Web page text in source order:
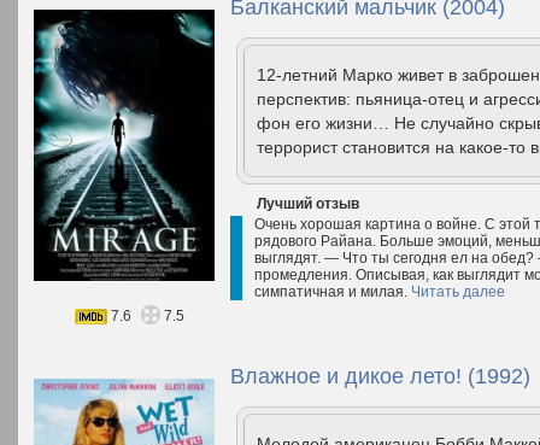
Балканский мальчик (2004)
12-летний Марко живет в
перспектив: пьяница-отец и
фон его жизни… Не случайно
террорист становится на какое-
Лучший отзыв
Очень хорошая картина о войне. С
рядового Райана. Больше эмоций,
выглядят. — Что ты сегодня ел на
промедления. Описывая, как выглядит
симпатичная и милая. Читать далее
7.6
7.5
Влажное и дикое лето! (1992)